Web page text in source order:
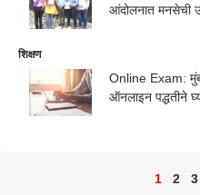
आंदोलनात मनसेची
शिक्षण
Online Exam: मुंबई
ऑनलाइन पद्धतीने
1 2 3